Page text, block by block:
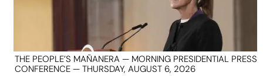
THE PEOPLE’S MAÑANERA — MORNING PRESIDENTIAL PRESS
CONFERENCE — THURSDAY, AUGUST 6, 2026